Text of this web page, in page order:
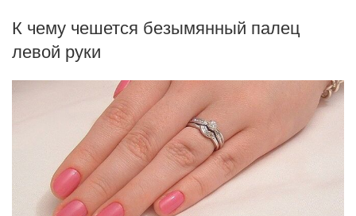
К чему чешется безымянный палец
левой руки